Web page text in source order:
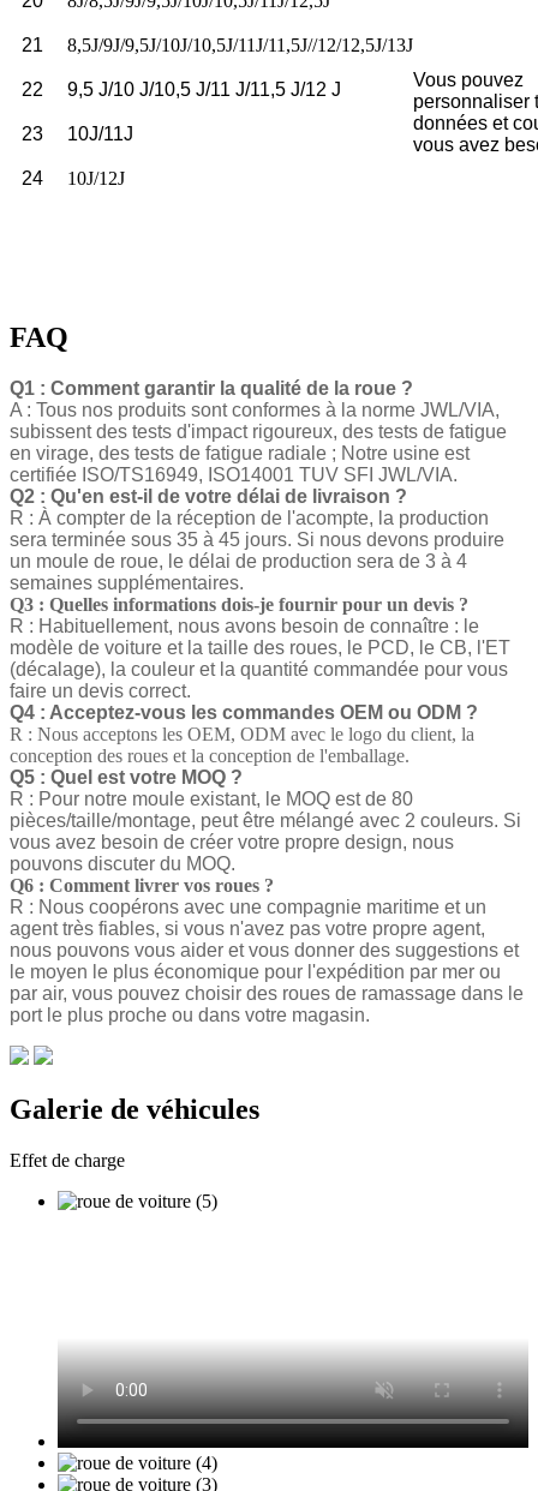
21
8,5J/9J/9,5J/10J/10,5J/11J/11,5J//12/12,5J/13J
Vous pouvez
personnaliser
données et
vous avez
22 9,5 J/10 J/10,5 J/11 J/11,5 J/12 J
23 10J/11J
24 10J/12J
FAQ
Q1 : Comment garantir la qualité de la roue ?
A : Tous nos produits sont conformes à la norme JWL/VIA,
subissent des tests d'impact rigoureux, des tests de fatigue
en virage, des tests de fatigue radiale ; Notre usine est
certifiée ISO/TS16949, ISO14001 TUV SFI JWL/VIA.
Q2 : Qu'en est-il de votre délai de livraison ?
R : À compter de la réception de l'acompte, la production
sera terminée sous 35 à 45 jours. Si nous devons produire
un moule de roue, le délai de production sera de 3 à 4
semaines supplémentaires.
Q3 : Quelles informations dois-je fournir pour un devis ?
R : Habituellement, nous avons besoin de connaître : le
modèle de voiture et la taille des roues, le PCD, le CB, l'ET
(décalage), la couleur et la quantité commandée pour vous
faire un devis correct.
Q4 : Acceptez-vous les commandes OEM ou ODM ?
R : Nous acceptons les OEM, ODM avec le logo du client, la
conception des roues et la conception de l'emballage.
Q5 : Quel est votre MOQ ?
R : Pour notre moule existant, le MOQ est de 80
pièces/taille/montage, peut être mélangé avec 2 couleurs. Si
vous avez besoin de créer votre propre design, nous
pouvons discuter du MOQ.
Q6 : Comment livrer vos roues ?
R : Nous coopérons avec une compagnie maritime et un
agent très fiables, si vous n'avez pas votre propre agent,
nous pouvons vous aider et vous donner des suggestions et
le moyen le plus économique pour l'expédition par mer ou
par air, vous pouvez choisir des roues de ramassage dans le
port le plus proche ou dans votre magasin.
Galerie de véhicules
Effet de charge